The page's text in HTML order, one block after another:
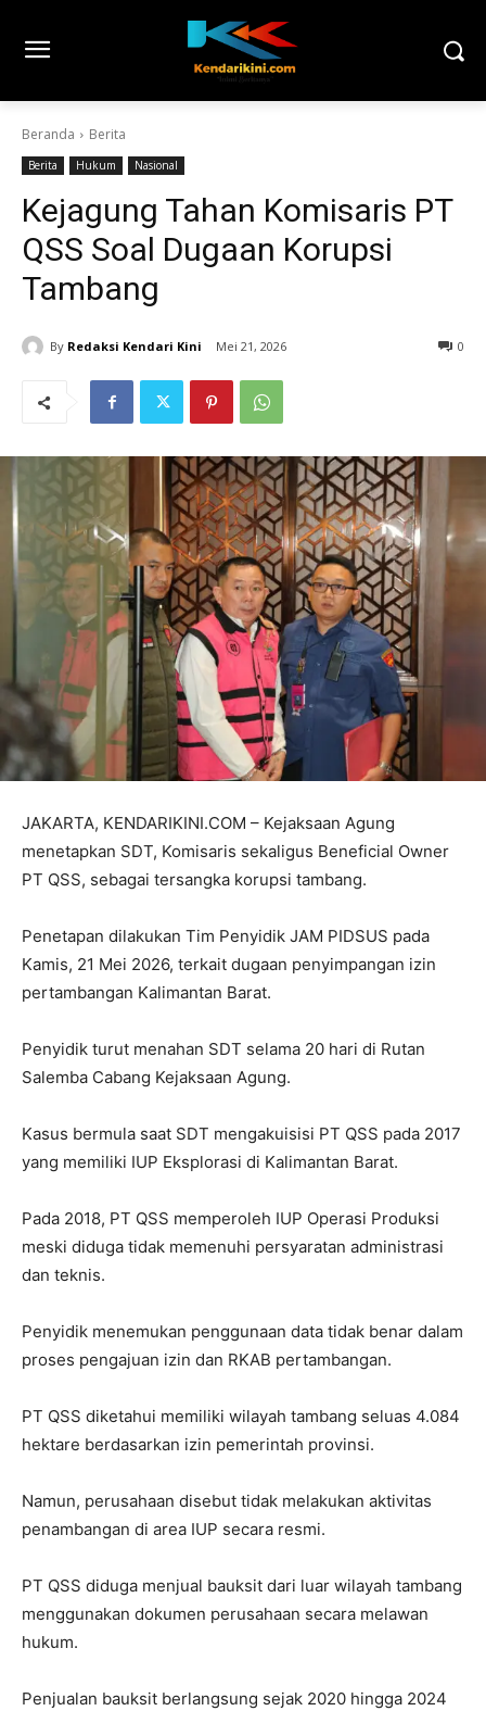
Beranda Berita
Berita Hukum Nasional
Kejagung Tahan Komisaris PT
QSS Soal Dugaan Korupsi
Tambang
By Redaksi Kendari Kini Mei 21, 2026 0
JAKARTA, KENDARIKINI.COM – Kejaksaan Agung
menetapkan SDT, Komisaris sekaligus Beneficial Owner
PT QSS, sebagai tersangka korupsi tambang.
Penetapan dilakukan Tim Penyidik JAM PIDSUS pada
Kamis, 21 Mei 2026, terkait dugaan penyimpangan izin
pertambangan Kalimantan Barat.
Penyidik turut menahan SDT selama 20 hari di Rutan
Salemba Cabang Kejaksaan Agung.
Kasus bermula saat SDT mengakuisisi PT QSS pada 2017
yang memiliki IUP Eksplorasi di Kalimantan Barat.
Pada 2018, PT QSS memperoleh IUP Operasi Produksi
meski diduga tidak memenuhi persyaratan administrasi
dan teknis.
Penyidik menemukan penggunaan data tidak benar dalam
proses pengajuan izin dan RKAB pertambangan.
PT QSS diketahui memiliki wilayah tambang seluas 4.084
hektare berdasarkan izin pemerintah provinsi.
Namun, perusahaan disebut tidak melakukan aktivitas
penambangan di area IUP secara resmi.
PT QSS diduga menjual bauksit dari luar wilayah tambang
menggunakan dokumen perusahaan secara melawan
hukum.
Penjualan bauksit berlangsung sejak 2020 hingga 2024